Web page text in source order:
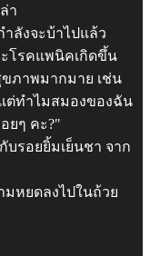
า
ลังจะบ้าไปแล้ว
ะโรคแพนิคเกิดขึ้น
ภาพมากมาย เช่น
ต่ทำไมสมองของฉัน
ยๆ คะ?"
บรอยยิ้มเย็นชา จาก
หยดลงไปในถ้วย